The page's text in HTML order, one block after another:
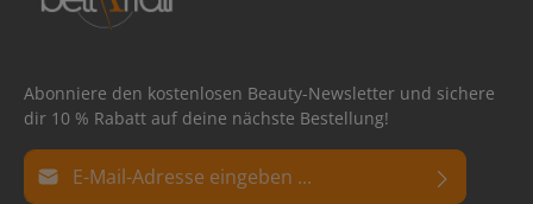
Abonniere den kostenlosen Beauty-Newsletter und sichere
dir 10 % Rabatt auf deine nächste Bestellung!
E-Mail-Adresse*